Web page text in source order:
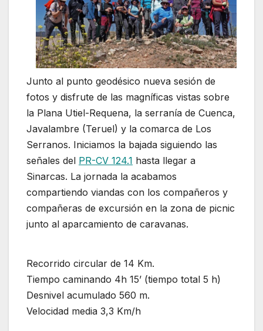
Junto al punto geodésico nueva sesión de
fotos y disfrute de las magníficas vistas sobre
la Plana Utiel-Requena, la serranía de Cuenca,
Javalambre (Teruel) y la comarca de Los
Serranos. Iniciamos la bajada siguiendo las
señales del PR-CV 124.1 hasta llegar a
Sinarcas. La jornada la acabamos
compartiendo viandas con los compañeros y
compañeras de excursión en la zona de picnic
junto al aparcamiento de caravanas.
Recorrido circular de 14 Km.
Tiempo caminando 4h 15’ (tiempo total 5 h)
Desnivel acumulado 560 m.
Velocidad media 3,3 Km/h